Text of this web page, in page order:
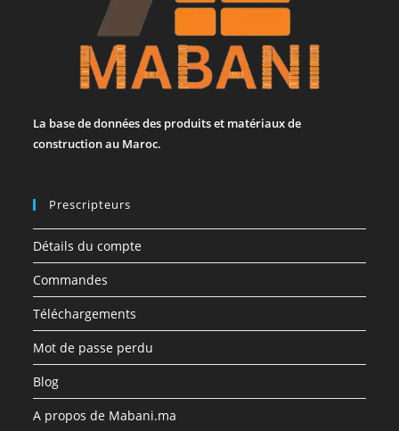
La base de données des produits et matériaux de
construction au Maroc.
Prescripteurs
Détails du compte
Commandes
Téléchargements
Mot de passe perdu
Blog
A propos de Mabani.ma